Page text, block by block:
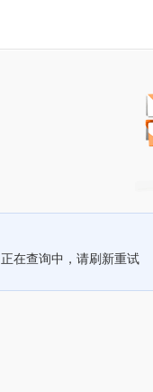
正在查询中，请刷新重试